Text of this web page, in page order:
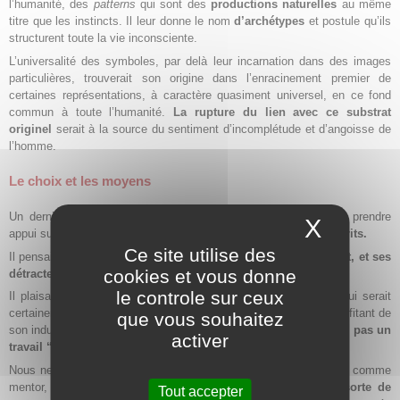
l’humanité, des patterns qui sont des productions naturelles au même
titre que les instincts. Il leur donne le nomd’archétypes et postule qu’ils
structurent toute la vie inconsciente.
L’universalité des symboles, par delà leur incarnation dans des images
particulières, trouverait son origine dans l’enracinement premier de
certaines représentations, à caractère quasiment universel, en ce fond
commun à toute l’humanité. La rupture du lien avec ce substrat
originel serait à la source du sentiment d’incomplétude et d’angoisse de
l’homme.
Le choix et les moyens
Un dernier point, et pas le moindre, expliquant notre choix de prendre
appui sur Jung trouve son
origine dans son caractère et ses écrits.
Il pensait que les théories ne sont que des propositions.
Souvent, et ses
détracteurs le lui ont reproché, il a changé d’avis.
Il plaisantait avec ses amis sur le sort réservé à une œuvre qui serait
certainement malmenée par ses successeurs. C’est pourquoi, profitant de
son indulgence,
nous tenons à préciser que nous n’effectuons pas un
travail “sur” Jung mais “à partir” de Jung.
Nous ne pourrons cependant nous dispenser, après l’avoir choisi comme
mentor, de fournir au lecteur qui ne le connaîtrait pas,
une sorte de
Ce site utilise des
cookies et vous donne
le controle sur ceux
que vous souhaitez
activer
Tout accepter
X